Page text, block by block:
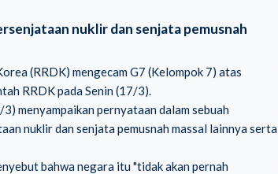
nuklir dan senjata pemusnah
(RRDK) mengecam G7 (Kelompok 7) atas
RRDK pada Senin (17/3).
menyampaikan pernyataan dalam sebuah
nuklir dan senjata pemusnah massal lainnya serta
bahwa negara itu "tidak akan pernah